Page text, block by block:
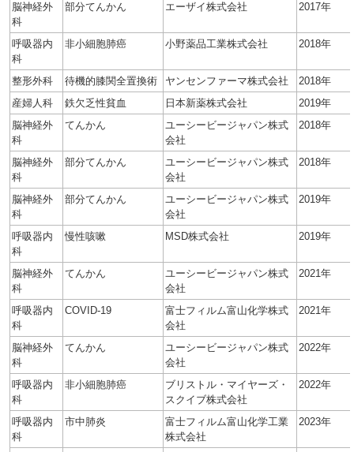
脳神経外
科
部分てんかん エーザイ株式会社 2017年
呼吸器内
科
非小細胞肺癌 小野薬品工業株式会社 2018年
整形外科 待機的膝関全置換術 ヤンセンファーマ株式会社
2018年
産婦人科
鉄欠乏性貧血 日本新薬株式会社
2019年
脳神経外
科
てんかん
ユーシービージャパン株式
会社
2018年
脳神経外
科
部分てんかん
ユーシービージャパン株式
会社
2018年
脳神経外
科
部分てんかん
ユーシービージャパン株式
会社
2019年
呼吸器内
科
慢性咳嗽 MSD株式会社 2019年
脳神経外
科
てんかん
ユーシービージャパン株式
会社
2021年
呼吸器内
科
COVID-19
富士フィルム富山化学株式
会社
2021年
脳神経外
科
てんかん
ユーシービージャパン株式
会社
2022年
呼吸器内
科
非小細胞肺癌
ブリストル・マイヤーズ・
スクイブ株式会社
2022年
呼吸器内
科
市中肺炎
富士フィルム富山化学工業
株式会社
2023年